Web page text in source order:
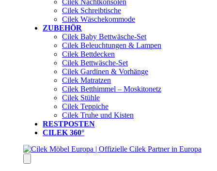
Cilek Nachtkonsolen
Cilek Schreibtische
Cilek Wäschekommode
ZUBEHÖR
Cilek Baby Bettwäsche-Set
Cilek Beleuchtungen & Lampen
Cilek Bettdecken
Cilek Bettwäsche-Set
Cilek Gardinen & Vorhänge
Cilek Matratzen
Cilek Betthimmel – Moskitonetz
Cilek Stühle
Cilek Teppiche
Cilek Truhe und Kisten
RESTPOSTEN
CILEK 360°